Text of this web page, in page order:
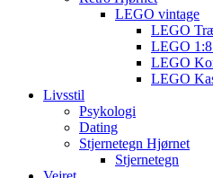
LEGO vintage
LEGO
LEGO
LEGO
LEGO
Livsstil
Psykologi
Dating
Stjernetegn Hjørnet
Stjernetegn